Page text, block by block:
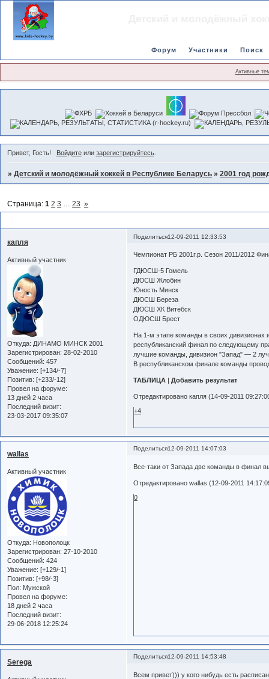
Форум Участники Поиск
Активные
Привет, Гость! Войдитеили зарегистрируйтесь.
»Детский и молодёжный хоккей в Республике Беларусь »2001 год
Страница:1 2 3 … 23 »
Поделиться12-09-2011 12:33:53
капля
Активный участник
Откуда: ДИНАМО МИНСК 2001
Зарегистрирован: 28-02-2010
Сообщений: 457
Уважение: [+134/-7]
Позитив: [+233/-12]
Провел на форуме:
13 дней 2 часа
Последний визит:
23-03-2017 09:35:07
Чемпионат РБ 2001г.р. Сезон 2011/2012
ГДЮСШ-5 Гомель
ДЮСШ Жлобин
Юность Минск
ДЮСШ Береза
ДЮСШ ХК Витебск
ОДЮСШ Брест
На 1-м этапе команды в своих дивизионах
республиканский финал по следующему
лучшие команды, дивизион "Запад" — 2
В республиканском финале команды
ТАБЛИЦА |Добавить результат
Отредактировано капля (14-09-2011
+4
Поделиться12-09-2011 14:07:03
wallas
Активный участник
Откуда: Новополоцк
Зарегистрирован: 27-10-2010
Сообщений: 424
Уважение: [+129/-1]
Позитив: [+98/-3]
Пол: Мужской
Провел на форуме:
18 дней 2 часа
Последний визит:
29-06-2018 12:25:24
Все-таки от Запада две команды в финал
Отредактировано wallas (12-09-2011
0
Поделиться12-09-2011 14:53:48
Serega
Всем привет))) у кого нибудь есть